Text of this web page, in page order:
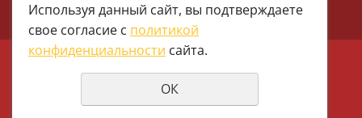
© 1997 - 2026 Меломания
Политика конфиденциальности
Используя данный сайт, вы подтверждаете
свое согласие с политикой
конфиденциальности сайта.
ОК